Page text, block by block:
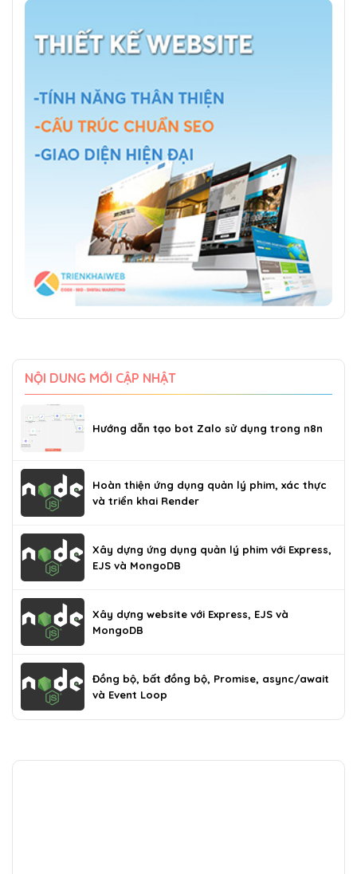
NỘI DUNG MỚI CẬP NHẬT
Hướng dẫn tạo bot Zalo sử dụng trong n8n
Hoàn thiện ứng dụng quản lý phim, xác thực
và triển khai Render
Xây dựng ứng dụng quản lý phim với Express,
EJS và MongoDB
Xây dựng website với Express, EJS và
MongoDB
Đồng bộ, bất đồng bộ, Promise, async/await
và Event Loop